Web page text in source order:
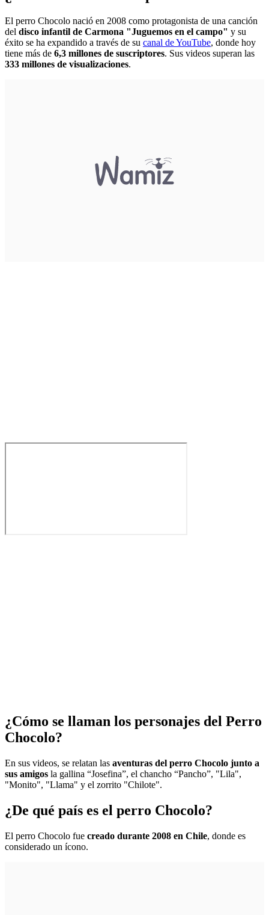
El perro Chocolo nació en 2008 como protagonista de una canción
del disco infantil de Carmona "Juguemos en el campo" y su
éxito se ha expandido a través de su canal de YouTube, donde hoy
tiene más de 6,3 millones de suscriptores. Sus videos superan las
333 millones de visualizaciones.
¿Cómo se llaman los personajes del Perro
Chocolo?
En sus videos, se relatan las aventuras del perro Chocolo junto a
sus amigos la gallina “Josefina”, el chancho “Pancho”, "Lila",
"Monito", "Llama" y el zorrito "Chilote".
¿De qué país es el perro Chocolo?
El perro Chocolo fue creado durante 2008 en Chile, donde es
considerado un ícono.